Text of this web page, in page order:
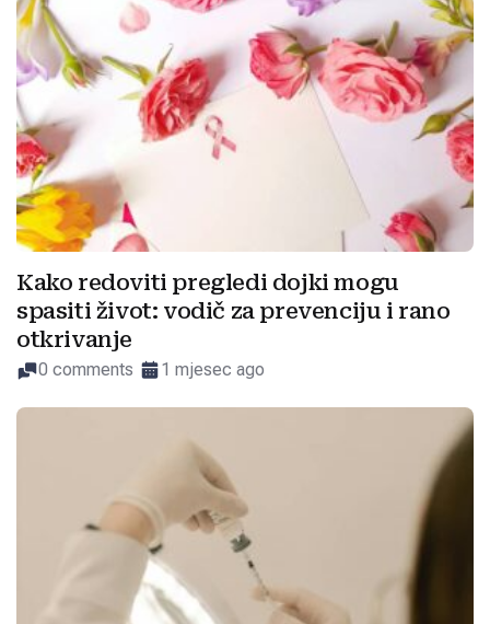
Kako redoviti pregledi dojki mogu
spasiti život: vodič za prevenciju i rano
otkrivanje
0 comments 1 mjesec ago